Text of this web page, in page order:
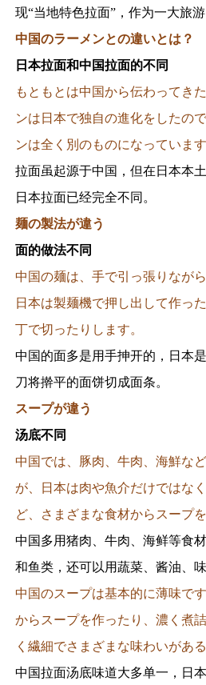
现“当地特色拉面”，作为一大旅游
中国のラーメンとの違いとは？
日本拉面和中国拉面的不同
もともとは中国から伝わってき
ンは日本で独自の進化をしたの
ンは全く別のものになっています
拉面虽起源于中国，但在日本本
日本拉面已经完全不同。
麺の製法が違う
面的做法不同
中国の麺は、手で引っ張りなが
日本は製麺機で押し出して作っ
丁で切ったりします。
中国的面多是用手抻开的，日本
刀将擀平的面饼切成面条。
スープが違う
汤底不同
中国では、豚肉、牛肉、海鮮な
が、日本は肉や魚介だけではな
ど、さまざまな食材からスープを
中国多用猪肉、牛肉、海鲜等食
和鱼类，还可以用蔬菜、酱油、
中国のスープは基本的に薄味で
からスープを作ったり、濃く煮
く繊細でさまざまな味わいがあ
中国拉面汤底味道大多单一，日